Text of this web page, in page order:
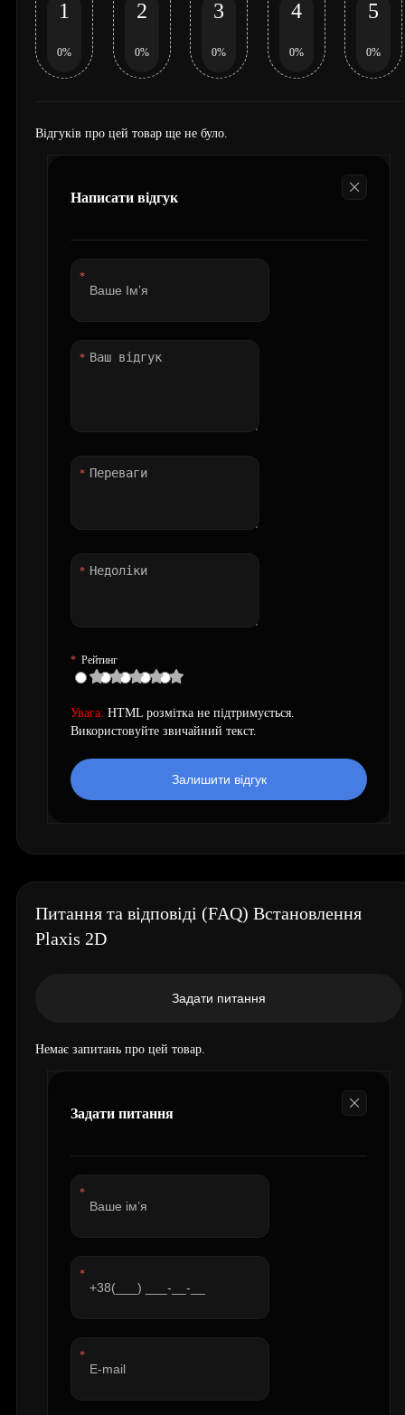
1
0%
2
0%
3
0%
4
0%
5
0%
Відгуків про цей товар ще не було.
Написати відгук
Рейтинг
Увага: HTML розмітка не підтримується.
Використовуйте звичайний текст.
Залишити відгук
Питання та відповіді (FAQ) Встановлення
Plaxis 2D
Задати питання
Немає запитань про цей товар.
Задати питання